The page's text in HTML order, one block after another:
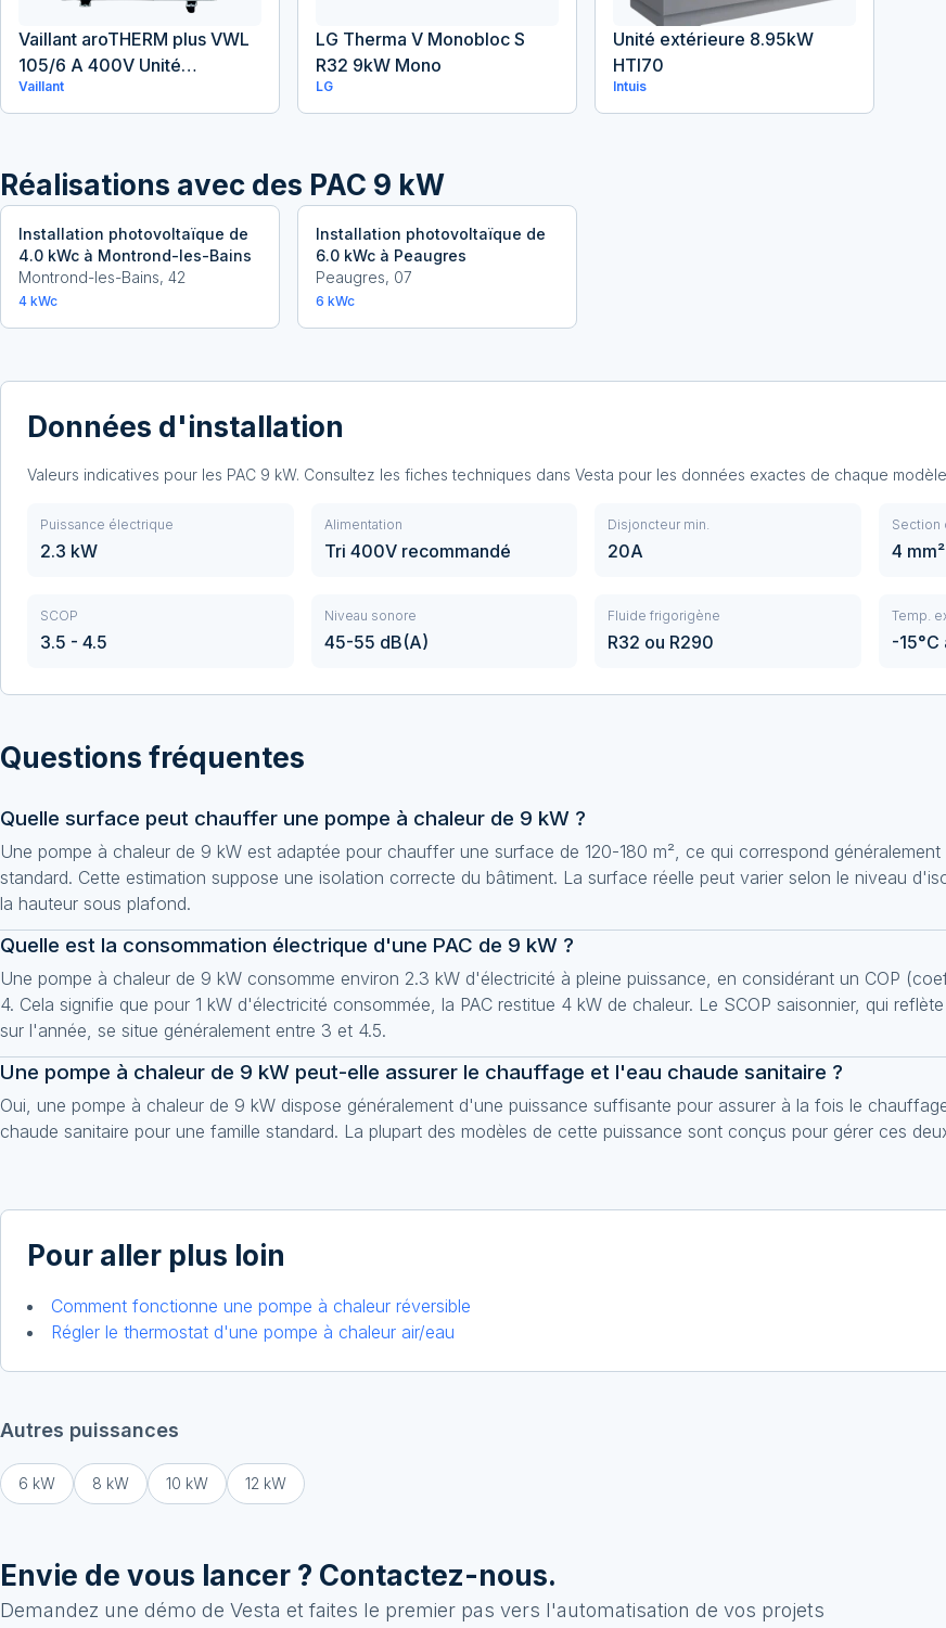
Vaillant aroTHERM plus VWL
105/6 A 400V Unité
Extérieure Monobloc
Vaillant
LG Therma V Monobloc S
R32 9kW Mono
LG
Unité extérieure 8.95kW
HTI70
Intuis
Réalisations avec des PAC 9 kW
Installation photovoltaïque de
4.0 kWc à Montrond-les-Bains
Montrond-les-Bains, 42
4 kWc
Installation photovoltaïque de
6.0 kWc à Peaugres
Peaugres, 07
6 kWc
Données d'installation
Valeurs indicatives pour les PAC 9 kW. Consultez les fiches techniques dans Vesta pour les données exactes de chaque
Puissance électrique
2.3 kW
Alimentation
Tri 400V recommandé
Disjoncteur min.
20A
Section
4 mm²
SCOP
3.5 - 4.5
Niveau sonore
45-55 dB(A)
Fluide frigorigène
R32 ou R290
Temp.
-15°C
Questions fréquentes
Quelle surface peut chauffer une pompe à chaleur de 9 kW ?
Une pompe à chaleur de 9 kW est adaptée pour chauffer une surface de 120-180 m², ce qui correspond généralement
standard. Cette estimation suppose une isolation correcte du bâtiment. La surface réelle peut varier selon le niveau
la hauteur sous plafond.
Quelle est la consommation électrique d'une PAC de 9 kW ?
Une pompe à chaleur de 9 kW consomme environ 2.3 kW d'électricité à pleine puissance, en considérant un COP
4. Cela signifie que pour 1 kW d'électricité consommée, la PAC restitue 4 kW de chaleur. Le SCOP saisonnier, qui
sur l'année, se situe généralement entre 3 et 4.5.
Une pompe à chaleur de 9 kW peut-elle assurer le chauffage et l'eau chaude sanitaire ?
Oui, une pompe à chaleur de 9 kW dispose généralement d'une puissance suffisante pour assurer à la fois le
chaude sanitaire pour une famille standard. La plupart des modèles de cette puissance sont conçus pour gérer ces
Pour aller plus loin
Comment fonctionne une pompe à chaleur réversible
Régler le thermostat d'une pompe à chaleur air/eau
Autres puissances
6 kW 8 kW 10 kW 12 kW
Envie de vous lancer ? Contactez-nous.
Demandez une démo de Vesta et faites le premier pas vers l'automatisation de vos projets